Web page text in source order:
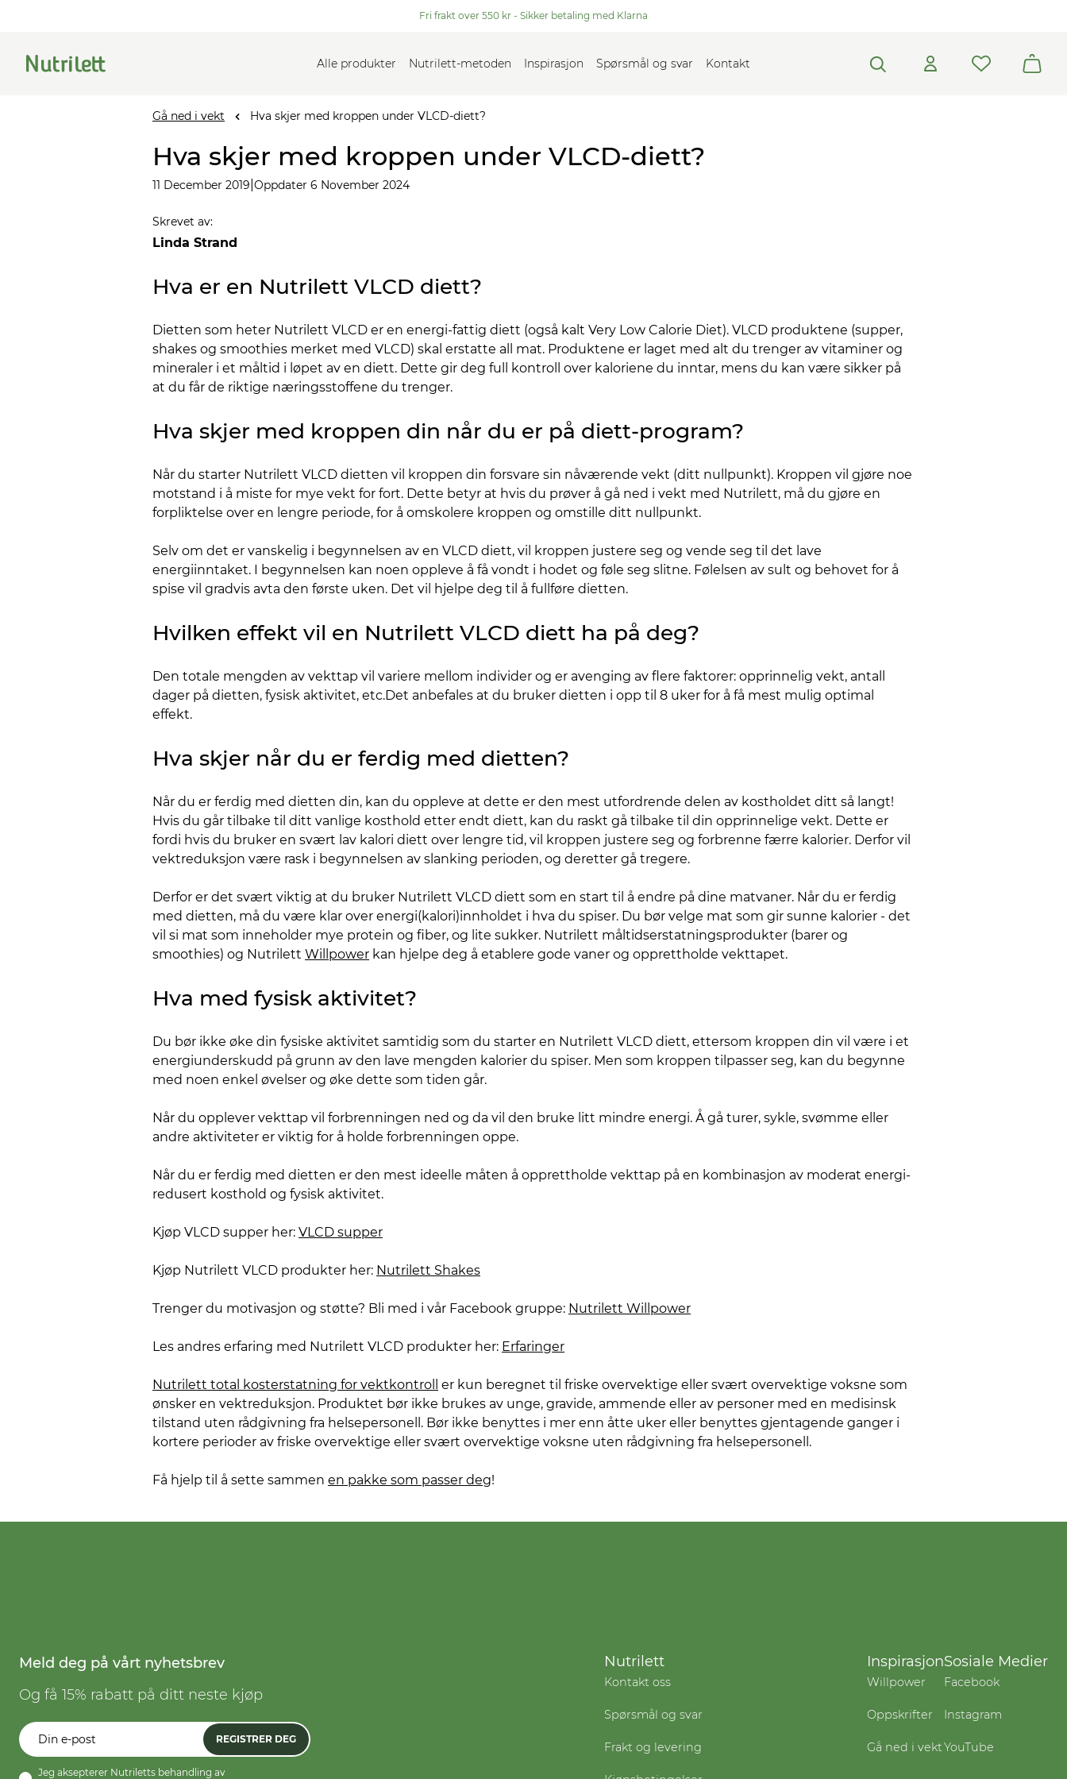
Fri frakt over 550 kr - Sikker betaling med Klarna
Alle produkter Nutrilett-metoden Inspirasjon Spørsmål og svar Kontakt
Gå ned i vekt Hva skjer med kroppen under VLCD-diett?
Hva skjer med kroppen under VLCD-diett?
11 December 2019 Oppdater 6 November 2024
Skrevet av:
Linda Strand
Hva er en Nutrilett VLCD diett?
Dietten som heter Nutrilett VLCD er en energi-fattig diett (også kalt Very Low Calorie Diet). VLCD produktene (supper,
shakes og smoothies merket med VLCD) skal erstatte all mat. Produktene er laget med alt du trenger av vitaminer og
mineraler i et måltid i løpet av en diett. Dette gir deg full kontroll over kaloriene du inntar, mens du kan være sikker på
at du får de riktige næringsstoffene du trenger.
Hva skjer med kroppen din når du er på diett-program?
Når du starter Nutrilett VLCD dietten vil kroppen din forsvare sin nåværende vekt (ditt nullpunkt). Kroppen vil gjøre noe
motstand i å miste for mye vekt for fort. Dette betyr at hvis du prøver å gå ned i vekt med Nutrilett, må du gjøre en
forpliktelse over en lengre periode, for å omskolere kroppen og omstille ditt nullpunkt.
Selv om det er vanskelig i begynnelsen av en VLCD diett, vil kroppen justere seg og vende seg til det lave
energiinntaket. I begynnelsen kan noen oppleve å få vondt i hodet og føle seg slitne. Følelsen av sult og behovet for å
spise vil gradvis avta den første uken. Det vil hjelpe deg til å fullføre dietten.
Hvilken effekt vil en Nutrilett VLCD diett ha på deg?
Den totale mengden av vekttap vil variere mellom individer og er avenging av flere faktorer: opprinnelig vekt, antall
dager på dietten, fysisk aktivitet, etc.Det anbefales at du bruker dietten i opp til 8 uker for å få mest mulig optimal
effekt.
Hva skjer når du er ferdig med dietten?
Når du er ferdig med dietten din, kan du oppleve at dette er den mest utfordrende delen av kostholdet ditt så langt!
Hvis du går tilbake til ditt vanlige kosthold etter endt diett, kan du raskt gå tilbake til din opprinnelige vekt. Dette er
fordi hvis du bruker en svært lav kalori diett over lengre tid, vil kroppen justere seg og forbrenne færre kalorier. Derfor vil
vektreduksjon være rask i begynnelsen av slanking perioden, og deretter gå tregere.
Derfor er det svært viktig at du bruker Nutrilett VLCD diett som en start til å endre på dine matvaner. Når du er ferdig
med dietten, må du være klar over energi(kalori)innholdet i hva du spiser. Du bør velge mat som gir sunne kalorier - det
vil si mat som inneholder mye protein og fiber, og lite sukker. Nutrilett måltidserstatningsprodukter (barer og
smoothies) og Nutrilett Willpower kan hjelpe deg å etablere gode vaner og opprettholde vekttapet.
Hva med fysisk aktivitet?
Du bør ikke øke din fysiske aktivitet samtidig som du starter en Nutrilett VLCD diett, ettersom kroppen din vil være i et
energiunderskudd på grunn av den lave mengden kalorier du spiser. Men som kroppen tilpasser seg, kan du begynne
med noen enkel øvelser og øke dette som tiden går.
Når du opplever vekttap vil forbrenningen ned og da vil den bruke litt mindre energi. Å gå turer, sykle, svømme eller
andre aktiviteter er viktig for å holde forbrenningen oppe.
Når du er ferdig med dietten er den mest ideelle måten å opprettholde vekttap på en kombinasjon av moderat energi-
redusert kosthold og fysisk aktivitet.
Kjøp VLCD supper her: VLCD supper
Kjøp Nutrilett VLCD produkter her: Nutrilett Shakes
Trenger du motivasjon og støtte? Bli med i vår Facebook gruppe: Nutrilett Willpower
Les andres erfaring med Nutrilett VLCD produkter her: Erfaringer
Nutrilett total kosterstatning for vektkontroll
er kun beregnet til friske overvektige eller svært overvektige voksne som
ønsker en vektreduksjon. Produktet bør ikke brukes av unge, gravide, ammende eller av personer med en medisinsk
tilstand uten rådgivning fra helsepersonell. Bør ikke benyttes i mer enn åtte uker eller benyttes gjentagende ganger i
kortere perioder av friske overvektige eller svært overvektige voksne uten rådgivning fra helsepersonell.
Få hjelp til å sette sammen en pakke som passer deg!
Meld deg på vårt nyhetsbrev
Og få 15% rabatt på ditt neste kjøp
REGISTRER DEG
Jeg aksepterer Nutriletts behandling av
Nutrilett
Kontakt oss
Spørsmål og svar
Frakt og levering
Inspirasjon
Willpower
Oppskrifter
Gå ned i vekt
Sosiale Medier
Facebook
Instagram
YouTube